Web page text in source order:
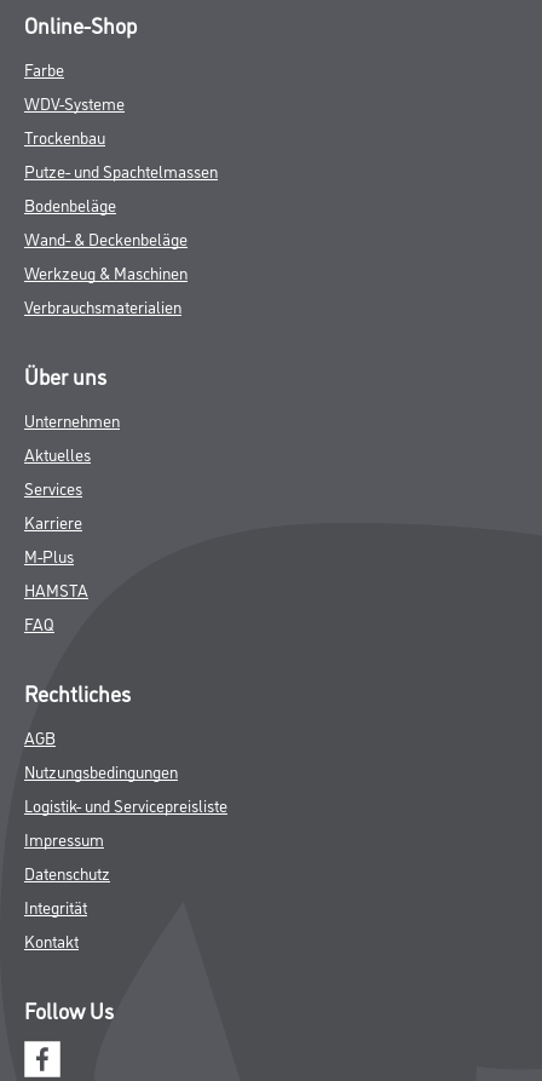
Online-Shop
Farbe
WDV-Systeme
Trockenbau
Putze- und Spachtelmassen
Bodenbeläge
Wand- & Deckenbeläge
Werkzeug & Maschinen
Verbrauchsmaterialien
Über uns
Unternehmen
Aktuelles
Services
Karriere
M-Plus
HAMSTA
FAQ
Rechtliches
AGB
Nutzungsbedingungen
Logistik- und Servicepreisliste
Impressum
Datenschutz
Integrität
Kontakt
Follow Us